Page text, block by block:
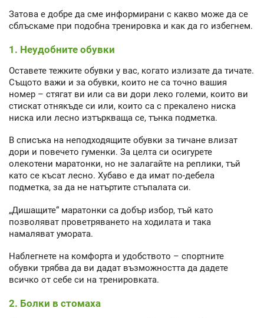
Затова е добре да сме информирани с какво може да се
сблъскаме при подобна тренировка и как да го избегнем.
1. Неудобните обувки
Оставете тежките обувки у вас, когато излизате да тичате.
Същото важи и за обувки, които не са точно вашия
номер – стягат ви или са ви дори леко големи, които ви
стискат отнякъде си или, които са с прекалено ниска
ниска или лесно изтъркваща се, тънка подметка.
В списъка на неподходящите обувки за тичане влизат
дори и повечето гуменки. За целта си осигурете
олекотени маратонки, но не залагайте на реплики, тъй
като се късат лесно. Хубаво е да имат по-дебела
подметка, за да не натъртите стъпалата си.
„Дишащите“ маратонки са добър избор, тъй като
позволяват проветряването на ходилата и така
намаляват умората.
Наблегнете на комфорта и удобството – спортните
обувки трябва да ви дадат възможността да дадете
всичко от себе си на тренировката.
2. Болки в стомаха